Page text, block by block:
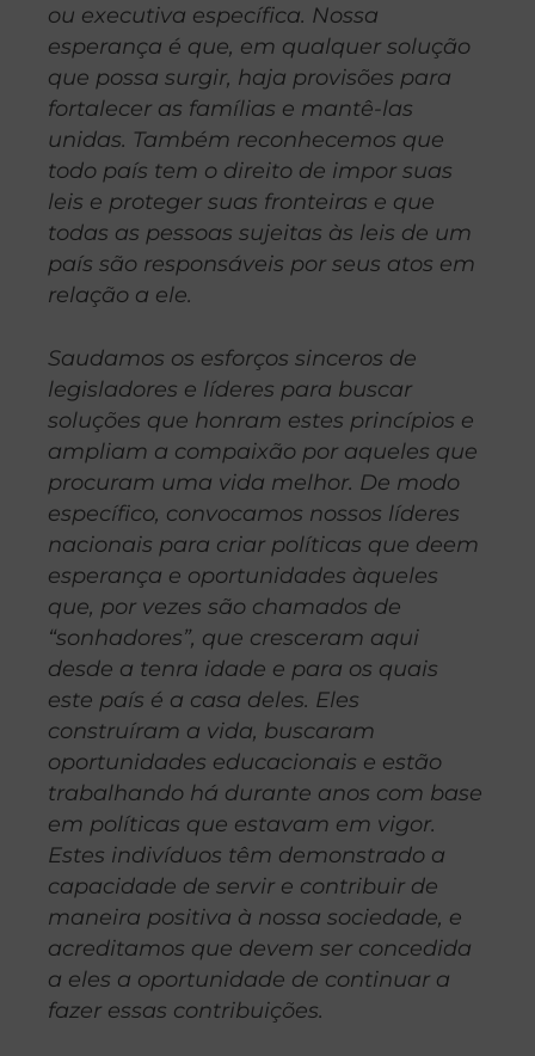
ou executiva específica. Nossa
esperança é que, em qualquer solução
que possa surgir, haja provisões para
fortalecer as famílias e mantê-las
unidas. Também reconhecemos que
todo país tem o direito de impor suas
leis e proteger suas fronteiras e que
todas as pessoas sujeitas às leis de um
país são responsáveis por seus atos em
relação a ele.
Saudamos os esforços sinceros de
legisladores e líderes para buscar
soluções que honram estes princípios e
ampliam a compaixão por aqueles que
procuram uma vida melhor. De modo
específico, convocamos nossos líderes
nacionais para criar políticas que deem
esperança e oportunidades àqueles
que, por vezes são chamados de
“sonhadores”, que cresceram aqui
desde a tenra idade e para os quais
este país é a casa deles. Eles
construíram a vida, buscaram
oportunidades educacionais e estão
trabalhando há durante anos com base
em políticas que estavam em vigor.
Estes indivíduos têm demonstrado a
capacidade de servir e contribuir de
maneira positiva à nossa sociedade, e
acreditamos que devem ser concedida
a eles a oportunidade de continuar a
fazer essas contribuições.